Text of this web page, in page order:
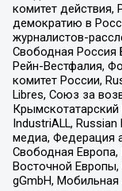
комитет
демократию в
журналистов-
Свободная Россия
Рейн-Вестфалия,
комитет России,
Libres, Союз за
IndustriALL,
медиа, Федерация
Свободная
Восточной
gGmbH,